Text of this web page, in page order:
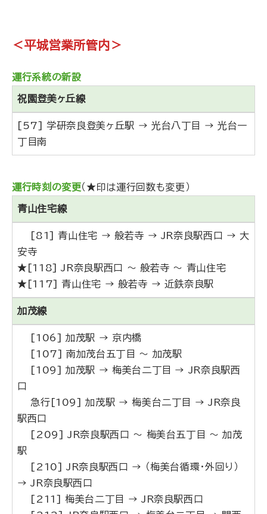
＜平城営業所管内＞
運行系統の新設
祝園登美ヶ丘線
[57] 学研奈良登美ヶ丘駅 → 光台八丁目 → 光台一
丁目南
運行時刻の変更（★印は運行回数も変更）
青山住宅線
[81] 青山住宅 → 般若寺 → JR奈良駅西口 → 大
安寺
★[118] JR奈良駅西口 ～ 般若寺 ～ 青山住宅
★[117] 青山住宅 → 般若寺 → 近鉄奈良駅
加茂線
[106] 加茂駅 → 京内橋
[107] 南加茂台五丁目 ～ 加茂駅
[109] 加茂駅 → 梅美台二丁目 → JR奈良駅西
口
急行[109] 加茂駅 → 梅美台二丁目 → JR奈良
駅西口
[209] JR奈良駅西口 ～ 梅美台五丁目 ～ 加茂
駅
[210] JR奈良駅西口 → （梅美台循環・外回り）
→ JR奈良駅西口
[211] 梅美台二丁目 → JR奈良駅西口